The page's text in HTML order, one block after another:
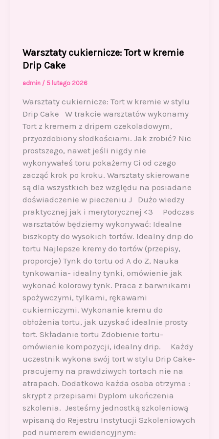
Warsztaty cukiernicze: Tort w kremie
Drip Cake
admin / 5 lutego 2026
Warsztaty cukiernicze: Tort w kremie w stylu
Drip Cake W trakcie warsztatów wykonamy
Tort z kremem z dripem czekoladowym,
przyozdobiony słodkościami. Jak zrobić? Nic
prostszego, nawet jeśli nigdy nie
wykonywałeś toru pokażemy Ci od czego
zacząć krok po kroku. Warsztaty skierowane
są dla wszystkich bez względu na posiadane
doświadczenie w pieczeniu J Dużo wiedzy
praktycznej jak i merytorycznej <3 Podczas
warsztatów będziemy wykonywać: Idealne
biszkopty do wysokich tortów. Idealny drip do
tortu Najlepsze kremy do tortów (przepisy,
proporcje) Tynk do tortu od A do Z, Nauka
tynkowania- idealny tynki, omówienie jak
wykonać kolorowy tynk. Praca z barwnikami
spożywczymi, tylkami, rękawami
cukierniczymi. Wykonanie kremu do
obłożenia tortu, jak uzyskać idealnie prosty
tort. Składanie tortu Zdobienie tortu-
omówienie kompozycji, idealny drip. Każdy
uczestnik wykona swój tort w stylu Drip Cake-
pracujemy na prawdziwych tortach nie na
atrapach. Dodatkowo każda osoba otrzyma :
skrypt z przepisami Dyplom ukończenia
szkolenia. Jesteśmy jednostką szkoleniową
wpisaną do Rejestru Instytucji Szkoleniowych
pod numerem ewidencyjnym: